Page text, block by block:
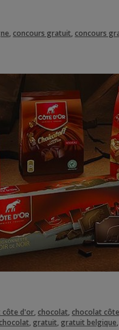
concours gratuit concours
côte d'or chocolat chocolat
gratuit gratuit belgique